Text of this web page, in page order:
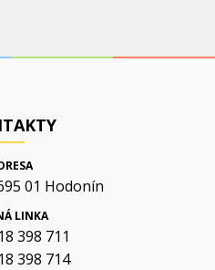
01 Hodonín
LINKA
398 711
398 714